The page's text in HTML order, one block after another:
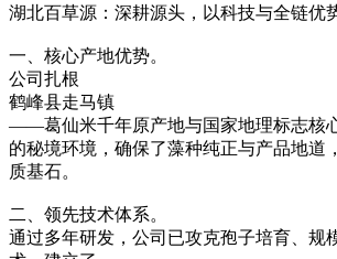
湖北百草源：深耕源头，以科技与全链优
一、核心产地优势。
公司扎根
鹤峰县走马镇
——葛仙米千年原产地与国家地理标志核
的秘境环境，确保了藻种纯正与产品地道
质基石。
二、领先技术体系。
通过多年研发，公司已攻克孢子培育、规